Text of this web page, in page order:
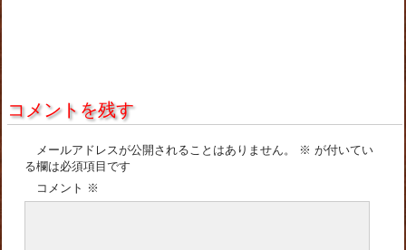
コメントを残す
メールアドレスが公開されることはありません。 ※ が付いてい
る欄は必須項目です
コメント ※